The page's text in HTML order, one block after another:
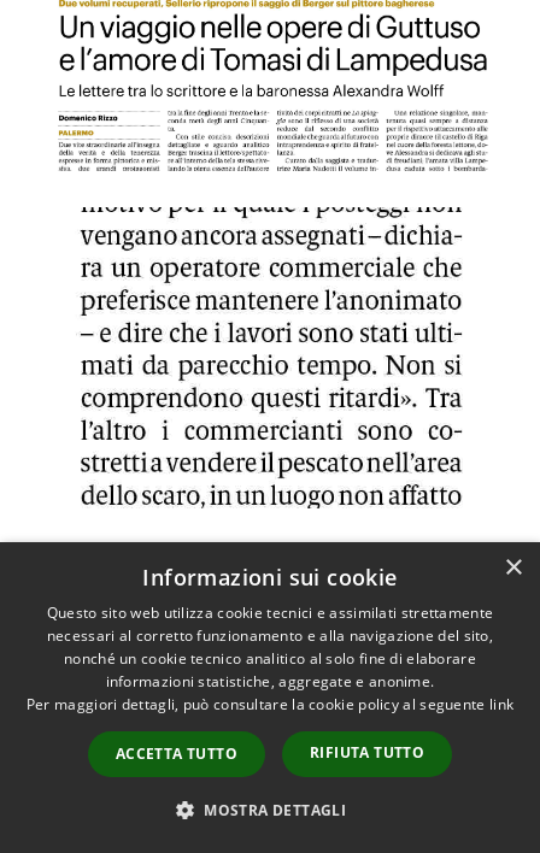
GDS 21/04/2021 Mercato ittico, Tripoli: i posti verranno
QDS 21/04/2023La spinta di Bagheria per la ×
Informazioni sui cookie
Questo sito web utilizza cookie tecnici e assimilati strettamente
necessari al corretto funzionamento e alla navigazione del sito,
nonché un cookie tecnico analitico al solo fine di elaborare
informazioni statistiche, aggregate e anonime.
Per maggiori dettagli, può consultare la cookie policy al seguente link
ACCETTA TUTTO RIFIUTA TUTTO
MOSTRA DETTAGLI